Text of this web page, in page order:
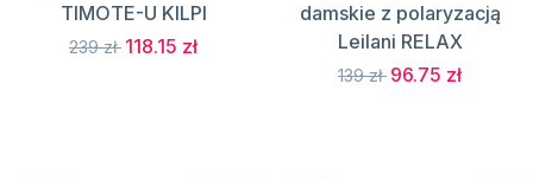
TIMOTE-U KILPI
239 zł 118.15 zł
damskie z polaryzacją
Leilani RELAX
139 zł 96.75 zł